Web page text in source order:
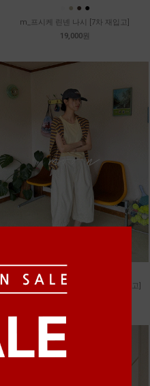
● ● ●
m_프시케 린넨 나시 [7차 재입고]
19,000원
m_헤세드 스티치 데님팬츠 [4차 재입고]